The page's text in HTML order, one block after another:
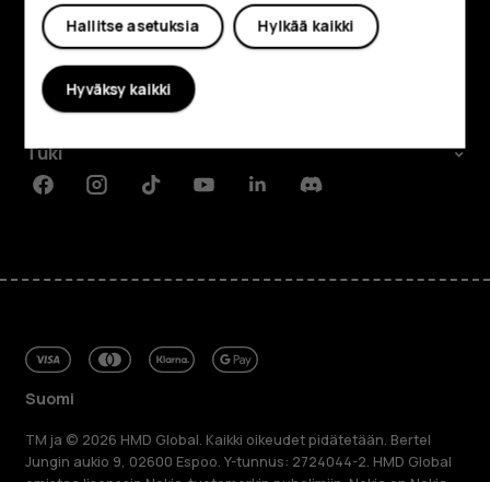
Tutustu
Tietoa meistä
Planet and people
Tuki
FacebookInstagramTiktokYoutubeLinkedinDiscord
Suomi
TM ja © 2026 HMD Global. Kaikki oikeudet pidätetään. Bertel
Jungin aukio 9, 02600 Espoo. Y-tunnus: 2724044-2. HMD Global
Hylkää kaikki
Hallitse asetuksia
Hyväksy kaikki